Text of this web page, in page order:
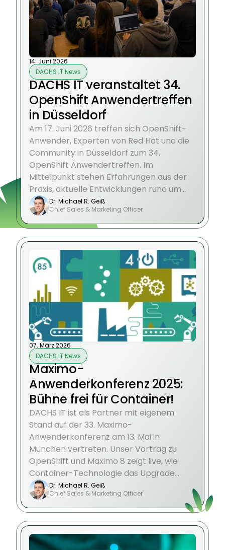
14. Juni 2026
DACHS IT News
DACHS IT veranstaltet 34.
OpenShift Anwendertreffen
in Düsseldorf
Am 17. Juni 2026 treffen sich OpenShift-
Anwender, Experten von Red Hat und die
Community in Düsseldorf zum 34.
OpenShift Anwendertreffen. Im
Mittelpunkt stehen Erfahrungen aus der
Praxis, aktuelle Entwicklungen rund um
OpenShift sowie der persönliche
Austausch auf Augenhöhe.
Dr. Michael R. Geiß
Chief Sales & Marketing Officer
07. März 2026
DACHS IT News
Maximo-
Anwenderkonferenz 2025:
Bühne frei für Container!
DACHS IT ist als Partner mit eigenem
Stand auf der 33. Maximo-
Anwenderkonferenz am 13. Mai in
München vertreten. Unser Vortrag zu
OpenShift und Maximo 8 zeigt live, wie
Container-Technologie das Upgrade
erleichtert.
Dr. Michael R. Geiß
Chief Sales & Marketing Officer